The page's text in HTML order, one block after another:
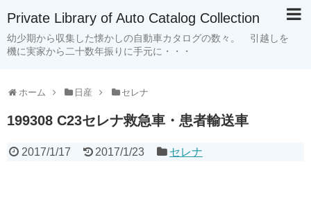
Private Library of Auto Catalog Collection
幼少期から収集した懐かしの自動車カタログの数々。 引越しを
機に実家から二十数年振りに手元に・・・
ホーム 日産 セレナ
199308 C23セレナ救急車・患者輸送車
2017/1/17 2017/1/23 セレナ